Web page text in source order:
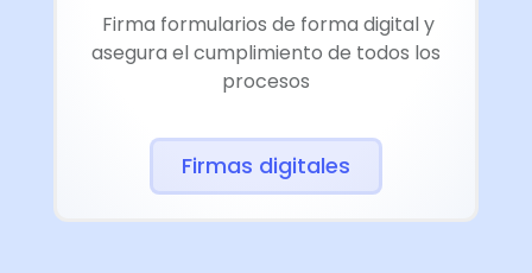
Firma formularios de forma digital y
asegura el cumplimiento de todos los
procesos
Firmas digitales